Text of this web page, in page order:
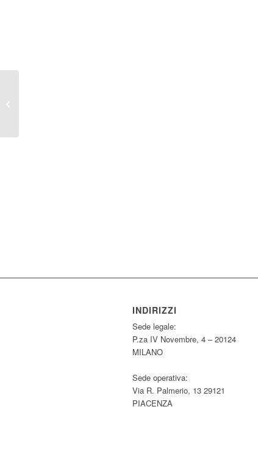
INDIRIZZI
Sede legale:
P.za IV Novembre, 4 – 20124
MILANO
Sede operativa:
Via R. Palmerio, 13 29121
PIACENZA